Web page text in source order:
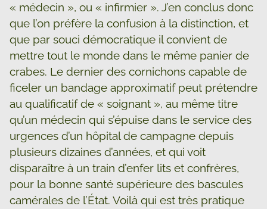
« médecin », ou « infirmier ». J’en conclus donc
que l’on préfère la confusion à la distinction, et
que par souci démocratique il convient de
mettre tout le monde dans le même panier de
crabes. Le dernier des cornichons capable de
ficeler un bandage approximatif peut prétendre
au qualificatif de « soignant », au même titre
qu’un médecin qui s’épuise dans le service des
urgences d’un hôpital de campagne depuis
plusieurs dizaines d’années, et qui voit
disparaître à un train d’enfer lits et confrères,
pour la bonne santé supérieure des bascules
camérales de l’État. Voilà qui est très pratique